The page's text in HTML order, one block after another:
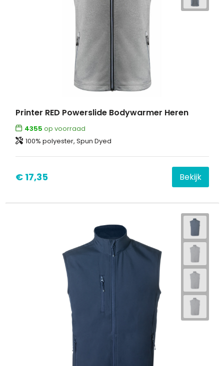
Printer RED Powerslide Bodywarmer Heren
4355 op voorraad
100% polyester, Spun Dyed
€ 17,35 Bekijk